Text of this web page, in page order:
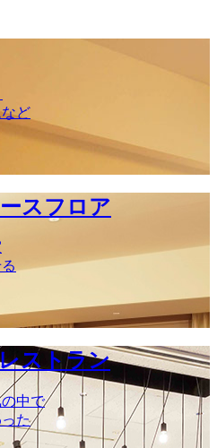
ど
スフロア
ストラン
中で
た